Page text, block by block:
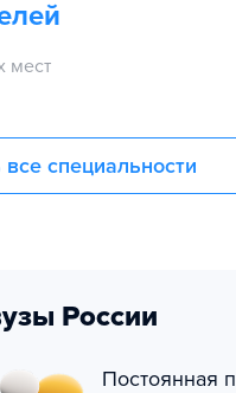
мест
специальности
России
Постоянная